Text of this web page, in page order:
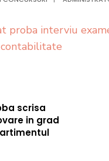
proba interviu
scrisa
in grad